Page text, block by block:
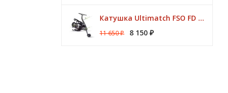
Катушка Ultimatch FSO FD 835 8 подшипников 5,1:1 Browning
11 650₽ 8 150 ₽